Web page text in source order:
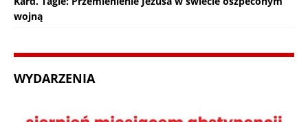
wojną
WYDARZENIA